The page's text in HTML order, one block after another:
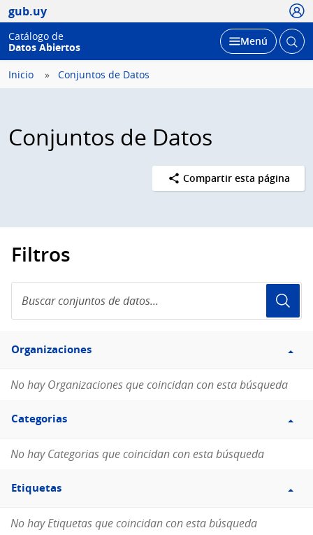
gub.uy
Catálogo de
Datos Abiertos
Desplegar
Menú Abrir
Inicio Conjuntos de Datos
Conjuntos de Datos
Compartir esta página
Filtros
conjuntos
de
Filtro
Organizaciones
Organizaciones
No hay Organizaciones que coincidan con esta búsqueda
Filtro
Categorias
Categorias
No hay Categorias que coincidan con esta búsqueda
Filtro
Etiquetas
Etiquetas
No hay Etiquetas que coincidan con esta búsqueda